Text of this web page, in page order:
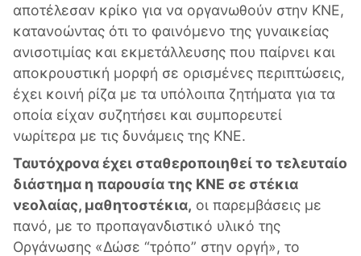
αποτέλεσαν κρίκο για να οργανωθούν στην ΚΝΕ,
κατανοώντας ότι το φαινόμενο της γυναικείας
ανισοτιμίας και εκμετάλλευσης που παίρνει και
αποκρουστική μορφή σε ορισμένες περιπτώσεις,
έχει κοινή ρίζα με τα υπόλοιπα ζητήματα για τα
οποία είχαν συζητήσει και συμπορευτεί
νωρίτερα με τις δυνάμεις της ΚΝΕ.
Ταυτόχρονα έχει σταθεροποιηθεί το τελευταίο
διάστημα η παρουσία της ΚΝΕ σε στέκια
νεολαίας, μαθητοστέκια, οι παρεμβάσεις με
πανό, με το προπαγανδιστικό υλικό της
Οργάνωσης «Δώσε “τρόπο” στην οργή», το